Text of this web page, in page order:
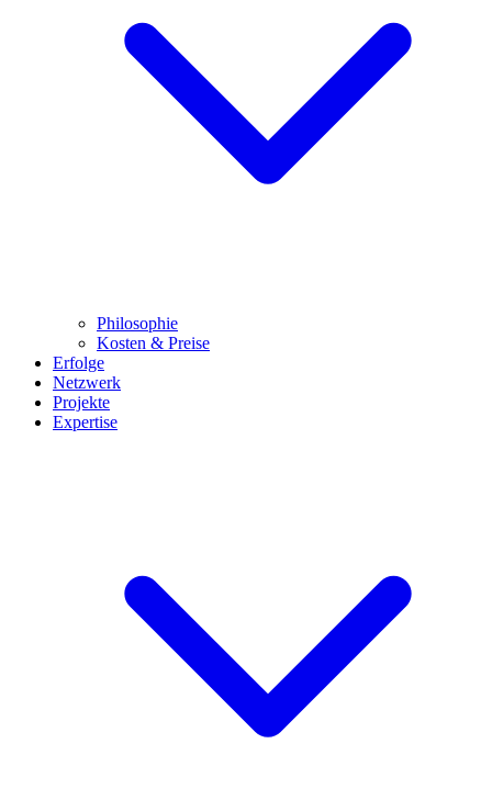
Philosophie
Kosten & Preise
Erfolge
Netzwerk
Projekte
Expertise